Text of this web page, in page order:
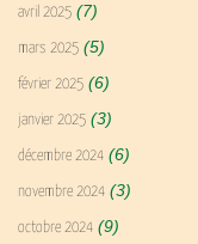
avril 2025 (7)
mars 2025 (5)
février 2025 (6)
janvier 2025 (3)
décembre 2024 (6)
novembre 2024 (3)
octobre 2024 (9)